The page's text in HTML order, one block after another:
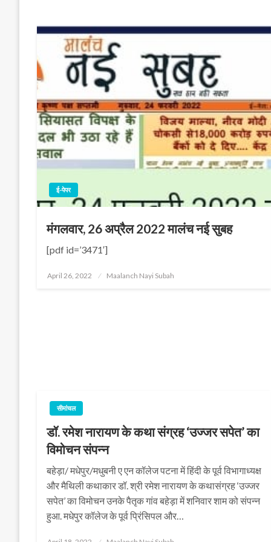
ई-पेपर
मंगलवार, 26 अप्रैल 2022 मालंच नई सुबह
[pdf id=’3471′]
Posted
April 26, 2022 Maalanch Nayi Subah
सीमांचल
डॉ. रमेश नारायण के कथा संग्रह ‘उज्जर सपेत’ का
विमोचन संपन्न
बहेड़ा/ मधेपुर/मधुबनी ए एन कॉलेज पटना में हिंदी के पूर्व विभागाध्यक्ष
और मैथिली कथाकार डॉ. श्री रमेश नारायण के कथासंग्रह ‘उज्जर
सपेत’ का विमोचन उनके पैतृक गांव बहेड़ा में शनिवार शाम को संपन्न
हुआ. मधेपुर कॉलेज के पूर्व प्रिंसिपल और…
Posted